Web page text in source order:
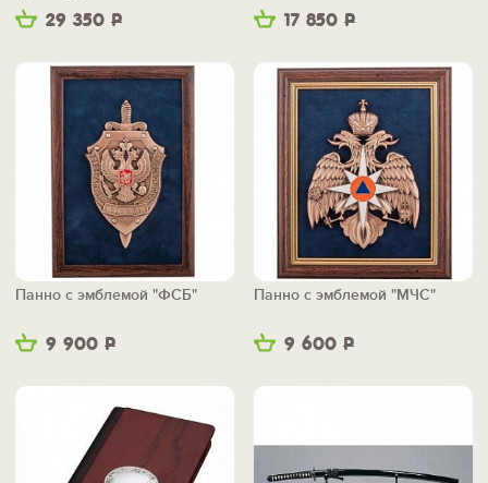
29 350 Р
17 850 Р
9 900 Р
Панно с эмблемой "ФСБ"
9 600 Р
Панно с эмблемой "МЧС"